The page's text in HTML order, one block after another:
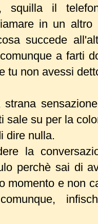
squilla il
in un
succede
a farti
tu non avessi
sale su per la
dire nulla.
la
perchè sai di
momento e non